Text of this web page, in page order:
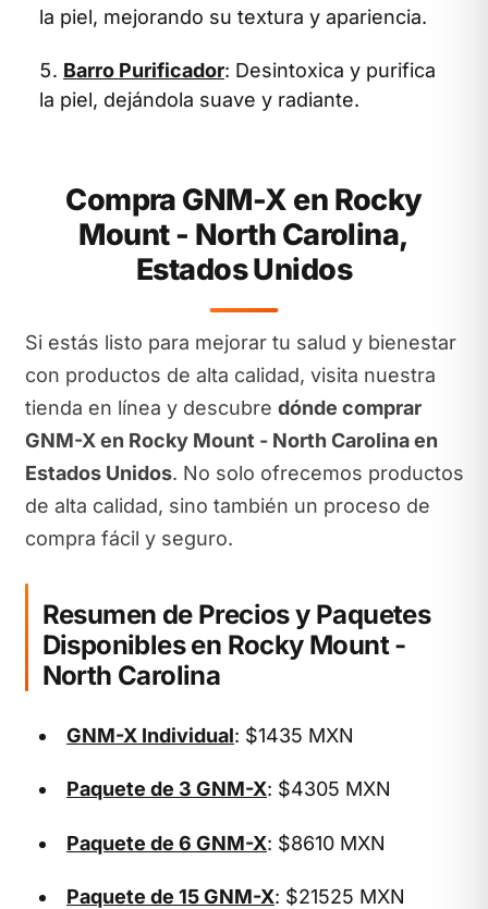
la piel, mejorando su textura y apariencia.
Barro Purificador: Desintoxica y purifica
la piel, dejándola suave y radiante.
Compra GNM-X en Rocky
Mount - North Carolina,
Estados Unidos
Si estás listo para mejorar tu salud y bienestar
con productos de alta calidad, visita nuestra
tienda en línea y descubre dónde comprar
GNM-X en Rocky Mount - North Carolina en
Estados Unidos. No solo ofrecemos productos
de alta calidad, sino también un proceso de
compra fácil y seguro.
Resumen de Precios y Paquetes
Disponibles en Rocky Mount -
North Carolina
GNM-X Individual: $1435 MXN
Paquete de 3 GNM-X: $4305 MXN
Paquete de 6 GNM-X: $8610 MXN
Paquete de 15 GNM-X: $21525 MXN